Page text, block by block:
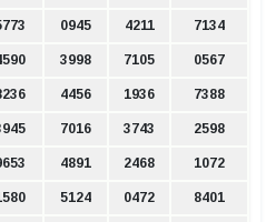
0945 4211 7134
3998 7105 0567
4456 1936 7388
7016 3743 2598
4891 2468 1072
5124 0472 8401